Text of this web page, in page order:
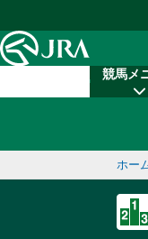
競馬メ
ホー